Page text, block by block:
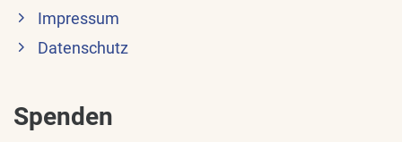
Impressum
Datenschutz
Spenden